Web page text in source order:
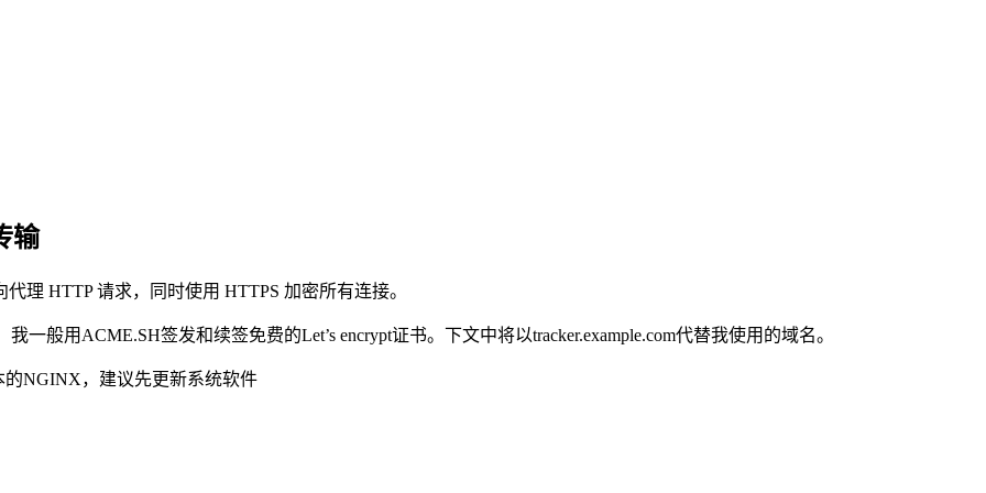
输
理 HTTP 请求，同时使用 HTTPS 加密所有连接。
般用ACME.SH签发和续签免费的Let’s encrypt证书。下文中将以tracker.example.com代替我使用的域名。
NGINX，建议先更新系统软件